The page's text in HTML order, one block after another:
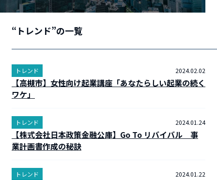
“トレンド”の一覧
トレンド 2024.02.02
【高槻市】女性向け起業講座「あなたらしい起業の続く
ワケ」
トレンド 2024.01.24
【株式会社日本政策金融公庫】Go To リバイバル 事
業計画書作成の秘訣
トレンド 2024.01.22